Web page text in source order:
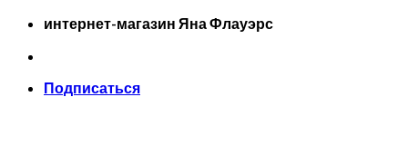
Skip
content
интернет-магазин Яна Флауэрс
Подписаться